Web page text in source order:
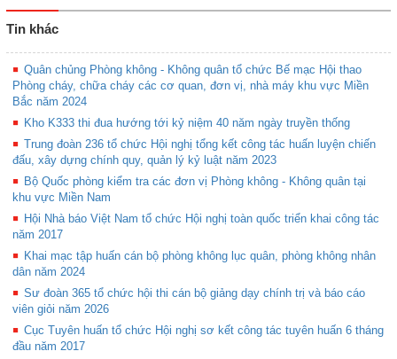
Tin khác
Quân chủng Phòng không - Không quân tổ chức Bế mạc Hội thao
Phòng cháy, chữa cháy các cơ quan, đơn vị, nhà máy khu vực Miền
Bắc năm 2024
Kho K333 thi đua hướng tới kỷ niệm 40 năm ngày truyền thống
Trung đoàn 236 tổ chức Hội nghị tổng kết công tác huấn luyện chiến
đấu, xây dựng chính quy, quản lý kỷ luật năm 2023
Bộ Quốc phòng kiểm tra các đơn vị Phòng không - Không quân tại
khu vực Miền Nam
Hội Nhà báo Việt Nam tổ chức Hội nghị toàn quốc triển khai công tác
năm 2017
Khai mạc tập huấn cán bộ phòng không lục quân, phòng không nhân
dân năm 2024
Sư đoàn 365 tổ chức hội thi cán bộ giảng dạy chính trị và báo cáo
viên giỏi năm 2026
Cục Tuyên huấn tổ chức Hội nghị sơ kết công tác tuyên huấn 6 tháng
đầu năm 2017